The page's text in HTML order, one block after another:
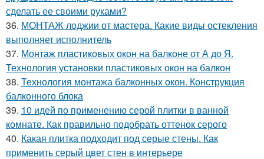
сделать ее своими руками?
36. МОНТАЖ лоджии от мастера. Какие виды остекления
выполняет исполнитель
37. Монтаж пластиковых окон на балконе от А до Я.
Технология установки пластиковых окон на балкон
38. Технология монтажа балконных окон. Конструкция
балконного блока
39. 10 идей по применению серой плитки в ванной
комнате. Как правильно подобрать оттенок серого
40. Какая плитка подходит под серые стены. Как
применить серый цвет стен в интерьере